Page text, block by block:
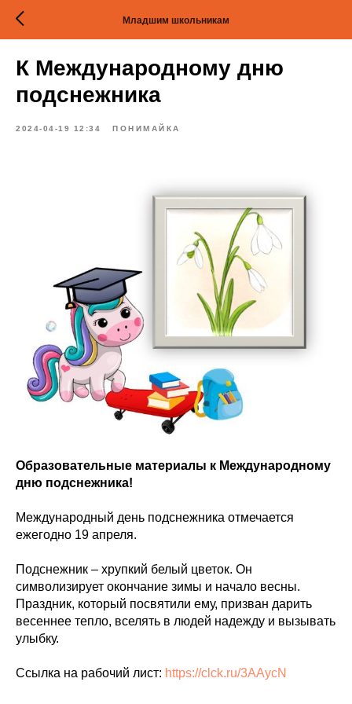
Младшим школьникам
К Международному дню
подснежника
2024-04-19 12:34 ПОНИМАЙКА
Образовательные материалы к Международному
дню подснежника!
Международный день подснежника отмечается
ежегодно 19 апреля.
Подснежник – хрупкий белый цветок. Он
символизирует окончание зимы и начало весны.
Праздник, который посвятили ему, призван дарить
весеннее тепло, вселять в людей надежду и вызывать
улыбку.
Ссылка на рабочий лист: https://clck.ru/3AAycN